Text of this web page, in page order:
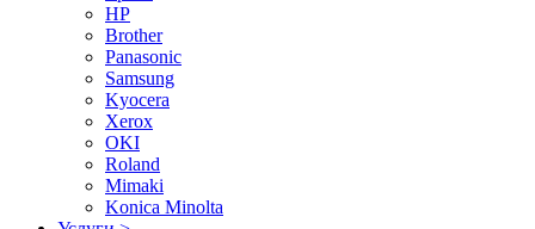
HP
Brother
Panasonic
Samsung
Kyocera
Xerox
OKI
Roland
Mimaki
Konica Minolta